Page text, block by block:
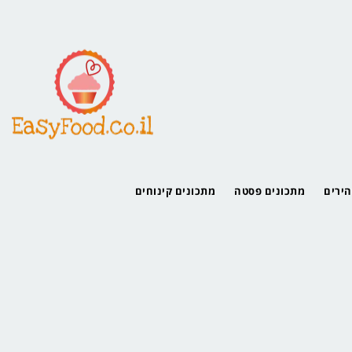
מתכונים פסטה מתכונים קינוחים